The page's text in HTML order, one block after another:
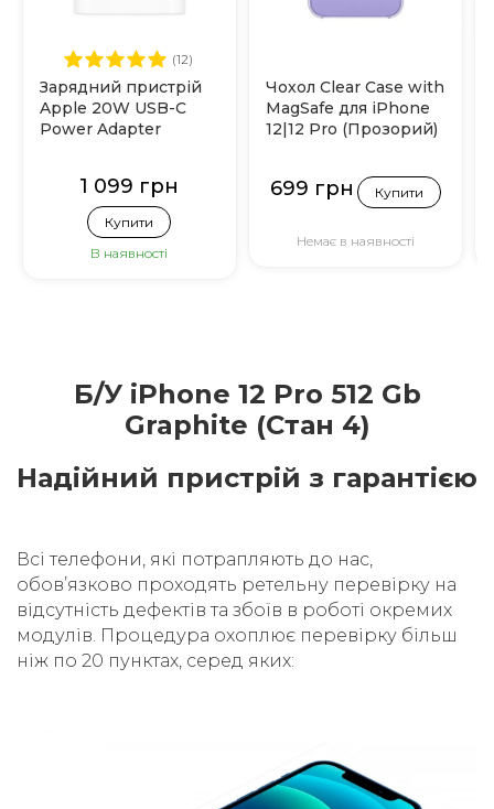
(12)
Зарядний пристрій
Apple 20W USB-C
Power Adapter
1 099 грн
Купити
В наявності
Чохол Clear Case with
MagSafe для iPhone
12|12 Pro (Прозорий)
699 грн Купити
Немає в наявності
Б/У iPhone 12 Pro 512 Gb
Graphite (Стан 4)
Надійний пристрій з гарантією
Всі телефони, які потрапляють до нас,
обовʼязково проходять ретельну перевірку на
відсутність дефектів та збоїв в роботі окремих
модулів. Процедура охоплює перевірку більш
ніж по 20 пунктах, серед яких: